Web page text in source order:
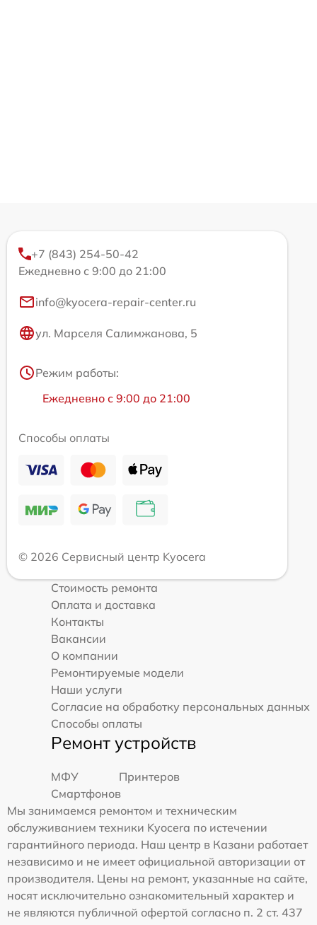
+7 (843) 254-50-42
Ежедневно с 9:00 до 21:00
info@kyocera-repair-center.ru
ул. Марселя Салимжанова, 5
Режим работы:
Ежедневно с 9:00 до 21:00
Способы оплаты
© 2026 Сервисный центр Kyocera
Стоимость ремонта
Оплата и доставка
Контакты
Вакансии
О компании
Ремонтируемые модели
Наши услуги
Согласие на обработку персональных данных
Способы оплаты
Ремонт устройств
МФУ
Принтеров
Смартфонов
Мы занимаемся ремонтом и техническим
обслуживанием техники Kyocera по истечении
гарантийного периода. Наш центр в Казани работает
независимо и не имеет официальной авторизации от
производителя. Цены на ремонт, указанные на сайте,
носят исключительно ознакомительный характер и
не являются публичной офертой согласно п. 2 ст. 437